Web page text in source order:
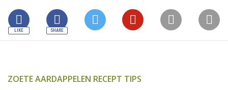
ZOETE AARDAPPELEN RECEPT TIPS